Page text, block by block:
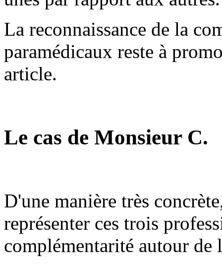
La reconnaissance de la
paramédicaux reste à
article.
Le cas de Monsieur C.
D'une manière très
représenter ces trois
complémentarité autour de